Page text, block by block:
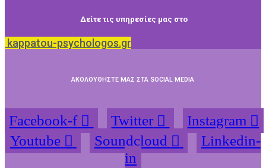
Δείτε τις υπηρεσίες μας στο
kappatou-psychologos.gr
ΑΚΟΛΟΥΘΗΣΤΕ ΜΑΣ ΣΤΑ SOCIAL MEDIA
Facebook-f Twitter
Instagram
Youtube
Soundcloud
Linkedin-
in